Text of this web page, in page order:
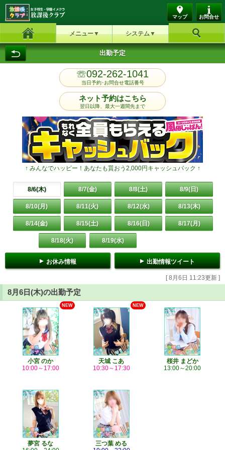
マップ お問合せ
ホーム
メニュー システム
お好み検索
出勤予定
☏092-262-1041
当日予約･お問合せ電話番号
ネット予約はこちら
翌日以降、最大一週間先まで
↑ みんなでハッピー！あなたも貰おう2,000円キャッシュバック ↑
8/6(木) 8/7(金) 8/8(土) 8/9(日)
8/10(月) 8/11(火) 8/12(水) 8/13(木)
8/14(金) 8/15(土) 8/16(日) 8/17(月)
8/18(火) 8/19(水)
お休み情報 出勤情報ツイート
[ 8月6日 11:23更新 ]
8月6日(木)の出勤予定
小宮 のか
10:00～17:00
NEW
天城 こあ
10:30～17:30
NEW
桜井 まどか
13:00～20:00
夢宮 るな
三つ葉 める